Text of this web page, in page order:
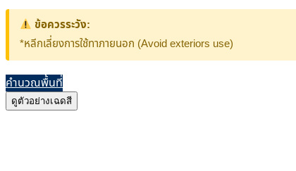
ข้อควรระวัง:
*หลีกเลี่ยงการใช้ทาภายนอก (Avoid exteriors use)
คำนวณพื้นที่
ดูตัวอย่างเฉดสี